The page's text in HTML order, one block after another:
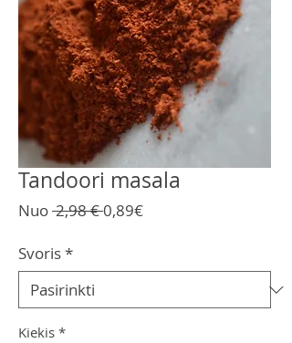
Tandoori masala
Nuo 2,98 € Įprastinė
0,89€Pardavimo
Svoris*
Kiekis *